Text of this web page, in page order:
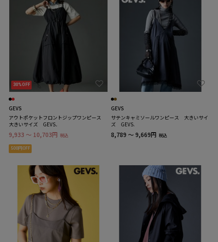
30%OFF
GEVS
アウトポケットフロントジップワンピース
大きいサイズ GEVS．
9,933 ～ 10,703円 税込
500円OFF
GEVS
サテンキャミソールワンピース 大きいサイ
ズ GEVS.
8,789 ～ 9,669円 税込